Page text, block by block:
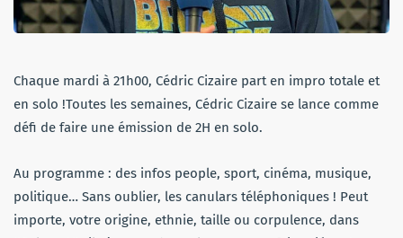
Chaque mardi à 21h00, Cédric Cizaire part en impro totale et
en solo !Toutes les semaines, Cédric Cizaire se lance comme
défi de faire une émission de 2H en solo.
Au programme : des infos people, sport, cinéma, musique,
politique… Sans oublier, les canulars téléphoniques ! Peut
importe, votre origine, ethnie, taille ou corpulence, dans